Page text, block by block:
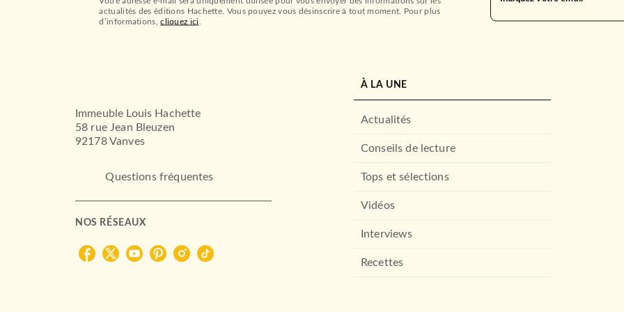
actualités des éditions Hachette. Vous pouvez vous désinscrire à tout moment. Pour plus
d’informations,cliquez ici
Immeuble Louis Hachette
58 rue Jean Bleuzen
92178 Vanves
Questions fréquentes
NOS RÉSEAUX
À LA UNE
Actualités
Conseils de lecture
Tops et sélections
Vidéos
Interviews
Recettes